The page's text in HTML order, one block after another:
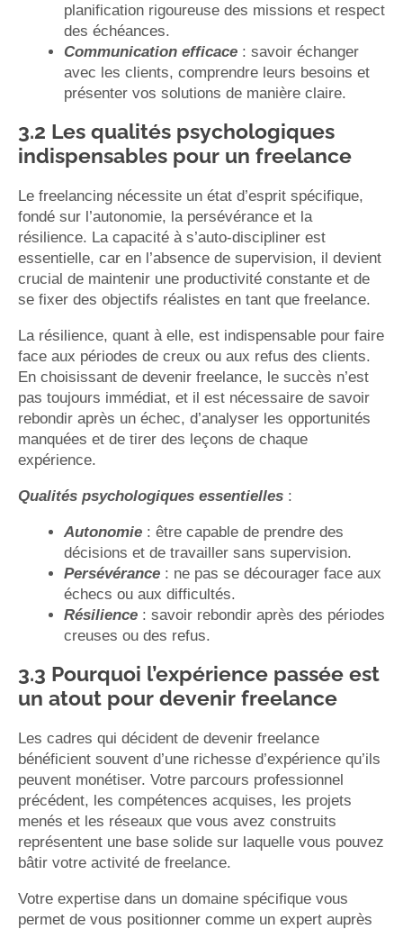
planification rigoureuse des missions et respect
des échéances.
Communication efficace : savoir échanger
avec les clients, comprendre leurs besoins et
présenter vos solutions de manière claire.
3.2 Les qualités psychologiques
indispensables pour un freelance
Le freelancing nécessite un état d’esprit spécifique,
fondé sur l’autonomie, la persévérance et la
résilience. La capacité à s’auto-discipliner est
essentielle, car en l’absence de supervision, il devient
crucial de maintenir une productivité constante et de
se fixer des objectifs réalistes en tant que freelance.
La résilience, quant à elle, est indispensable pour faire
face aux périodes de creux ou aux refus des clients.
En choisissant de devenir freelance, le succès n’est
pas toujours immédiat, et il est nécessaire de savoir
rebondir après un échec, d’analyser les opportunités
manquées et de tirer des leçons de chaque
expérience.
Qualités psychologiques essentielles :
Autonomie : être capable de prendre des
décisions et de travailler sans supervision.
Persévérance : ne pas se décourager face aux
échecs ou aux difficultés.
Résilience : savoir rebondir après des périodes
creuses ou des refus.
3.3 Pourquoi l’expérience passée est
un atout pour devenir freelance
Les cadres qui décident de devenir freelance
bénéficient souvent d’une richesse d’expérience qu’ils
peuvent monétiser. Votre parcours professionnel
précédent, les compétences acquises, les projets
menés et les réseaux que vous avez construits
représentent une base solide sur laquelle vous pouvez
bâtir votre activité de freelance.
Votre expertise dans un domaine spécifique vous
permet de vous positionner comme un expert auprès